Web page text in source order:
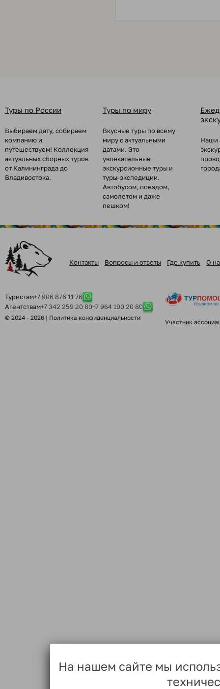
Туры по России
Выбираем дату, собираем
компанию и
путешествуем! Коллекция
актуальных сборных туров
от Калининграда до
Владивостока.
Туры по миру
Вкусные туры по всему
миру с актуальными
датами. Это
увлекательные
экскурсионные туры и
туры-экспедиции.
Автобусом, поездом,
самолетом и даже
пешком!
Наши
Контакты Вопросы и ответы Где купить О
Туристам+7 906 876 11 76
Агентствам+7 342 259 20 80+7 964 190 20 80
© 2024 - 2026 | Политика конфиденциальности
Участник
На нашем сайте мы